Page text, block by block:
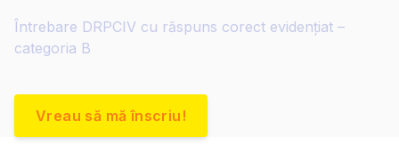
Întrebare DRPCIV cu răspuns corect evidențiat –
categoria B
Vreau să mă înscriu!